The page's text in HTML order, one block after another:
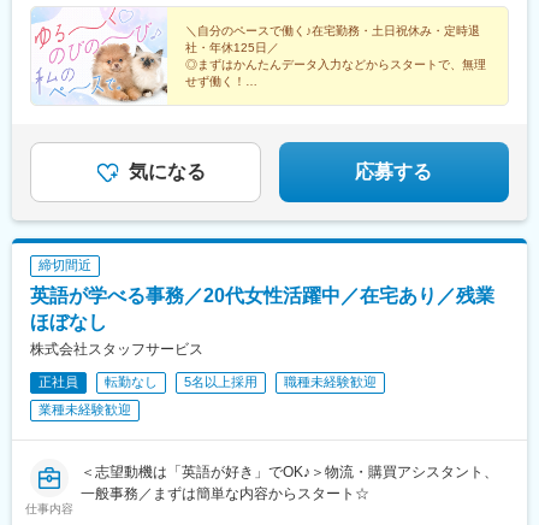
松駅、新静岡駅、古庄駅、吉原本町駅、祇園駅(福岡県)、九州鉄道
記念館駅、西鉄福岡駅、香椎駅、西鉄千早駅、二日市駅、呉服町
駅(福岡県)、高見橋駅、鹿児島駅前駅、中洲通駅、熊本駅前駅、人
吉温泉駅、市立体育館前駅、日田市役所前駅、五島町駅、ハウス
テンボス駅、京橋駅(東京都)、御徒町駅、泉岳寺駅、東新宿駅、築
曳舟駅、西日暮里駅(舎人ライナー)、竹橋駅、御成門駅、銀座駅、
横浜駅、馬車道駅、湘南江の島駅、石川町駅、中強羅駅、リゾー
トゲートウェイ・ステーション駅、東海神駅、三俣駅、大阪駅、
谷大前深草駅、三条駅(京都府)、四宮駅、五条駅(京都市営)、畝傍
駅、新王寺駅、錦駅、唐橋前駅、近江神宮前駅、近鉄名古屋駅、
駅前駅、栄駅(愛知県)、矢場町駅、犬山遊園駅、第一通り駅、日吉
町駅、東静岡駅、ジヤトコ前駅、天神南駅、香椎宮前駅、香椎神
宮駅、紫駅、櫛田神社前駅、鹿児島中央駅、桜島桟橋通駅、神田
駅(鹿児島県)、二本木口駅、水前寺駅、長崎駅(長崎県)
駅、芝公園駅、汐留駅、市川駅、市ケ谷駅、四ツ谷駅、三郷駅(埼
玉県)、三河安城駅、三越前駅、元町駅(北海道)、桜木町駅、桜ノ
宮駅、堺筋本町駅、今池駅(愛知県)、今羽駅、麹町駅、鴻巣駅、高
田馬場駅、荒本駅、荒川沖駅、江坂駅、広島駅、広瀬通駅、向日
町駅、南郷１８丁目駅、勾当台公園駅、御茶ノ水駅、呉服町駅(福
県)、元町・中華街駅、元町駅(兵庫県)、県庁通り駅、研究学園
駅、熊谷駅、空港第２ビル駅(鉄道)、苦竹駅、九段下駅、銀座駅、
金沢駅、金山駅(愛知県)、北１３条東駅、錦糸町駅、狭山市駅、橋
本駅(神奈川県)、京成八幡駅、京成津田沼駅、京成千葉駅、京急川
崎駅、宮城野原駅、京成成田駅、宮原駅、久喜駅、久屋大通駅、
祇園駅(福岡県)、岩本町駅、岩塚駅、丸の内駅(愛知県)、関内駅、
刈谷駅、茅場町駅、茅ケ崎駅、貝塚駅(福岡県)、海老名駅(相模
線)、海浜幕張駅、花畑町駅、卸町駅(宮城県)、岡山駅、横川駅(広
島県)、越谷レイクタウン駅、永田町駅、栄駅(岡山県)、浦和駅、
浦安駅(千葉県)、稲毛駅、稲荷町駅(東京都)、伊丹駅(阪急線)、愛
甲石田駅、阿波座駅、みなとみらい駅、ひたち野うしく駅、なん
ば駅(地下鉄)、つくば駅、ささしまライブ駅、さいたま新都心駅、
ＹＲＰ野比駅、浜松駅、新宿駅(東京メトロ)、新高島駅、大須観音
駅、新豊田駅、新豊橋駅、銀座一丁目駅、大開駅、大門駅(東京
都)、代官山駅、山陽姫路駅、渡辺橋駅、水道橋駅、東比恵駅、西
ループ、パナソニックグループ関西：三菱重工業、ローム、住友
ゴム工業、広島：広島ホームテレビ、マツダロジスティクスな
ど、配属先は大手有名企業やグループ会社が中心。4295名以上が
就業先企業の直接雇用へ！（2026年3月末実績）入社後平均2年で
直接雇用化、直接雇用後は年収が平均で60万円UP！＜受動喫煙対
就業条件明示書で明示します）※自動車通勤OK（エリア・配属先
によって変動）
阪府)、北新地駅、北春日部駅、北加賀屋駅、北浦和駅、北伊丹
駅、旭川駅、大谷地駅、新さっぽろ駅、豊田市駅、豊洲駅、豊橋
駅、宝町駅(東京都)、平和通駅、平塚駅、平間駅、兵庫駅、福岡空
港駅(鉄道)、伏見駅(愛知県)、武蔵中原駅、武蔵新城駅、武蔵小杉
駅、武蔵浦和駅、浜町駅、浜松町駅、恵比寿駅、姫路駅、備前西
(東京都)、八丁堀駅(広島県)、白山駅(新潟県)、柏駅、博多駅、南
行徳駅、播磨町駅、日野駅(滋賀県)、日本大通り駅、日本橋駅(東
京都)、日比谷駅、南方駅(大阪府)、南船橋駅、大通駅、南仙台
駅、東海通駅、島氏永駅、土橋駅(愛知県)、土浦駅、田町駅(東京
都)、田崎橋駅、天満橋駅、天満駅、天神橋筋六丁目駅、天神駅、
鶴見駅、鶴間駅、通町筋駅、追浜駅、長堀橋駅、長田駅(大阪府)、
長岡京駅、朝霞駅、中野坂上駅、中野栄駅、中電前駅、中津駅(地
下鉄)、中洲川端駅、中筋駅、竹田駅(京都府)、竹橋駅、池袋駅、
旦過駅、谷町四丁目駅、西１１丁目駅、大曽根駅、大森駅(東京
都)、大師橋駅、大崎駅、大阪ビジネスパーク駅、大阪駅、大濠公
園駅、大宮駅(埼玉県)、大宮駅(京都府)、袋町駅、袋井駅、多賀城
駅、蔵前駅、草津駅(滋賀県)、草加駅、総社駅、倉敷駅、蘇我駅、
川口駅、川越駅、千里中央駅(北大阪急行)、千葉みなと駅、仙台
駅、赤坂駅(福岡県)、赤坂駅(東京都)、静岡駅、青葉通一番町駅、
＼自分のペースで働く♪在宅勤務・土日祝休み・定時退
社・年休125日／
◎まずはかんたんデータ入力などからスタートで、無理
せず働く！
気になる 応募する
締切間近
英語が学べる事務／20代女性活躍中／在宅あり／残業
ほぼなし
株式会社スタッフサービス
正社員 転勤なし 5名以上採用
職種未経験歓迎
業種未経験歓迎
仕事内容
＜志望動機は「英語が好き」でOK♪＞物流・購買アシスタント、
一般事務／まずは簡単な内容からスタート☆